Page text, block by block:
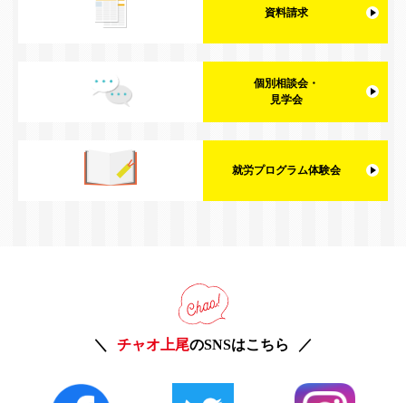
資料請求
個別相談会・
見学会
就労プログラム体験会
チャオ上尾のSNSはこちら